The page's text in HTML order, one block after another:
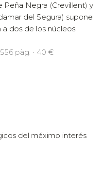
Peña Negra (Crevillent) y
del Segura) supone
dos de los núcleos
pàg. · 40 €
del máximo interés